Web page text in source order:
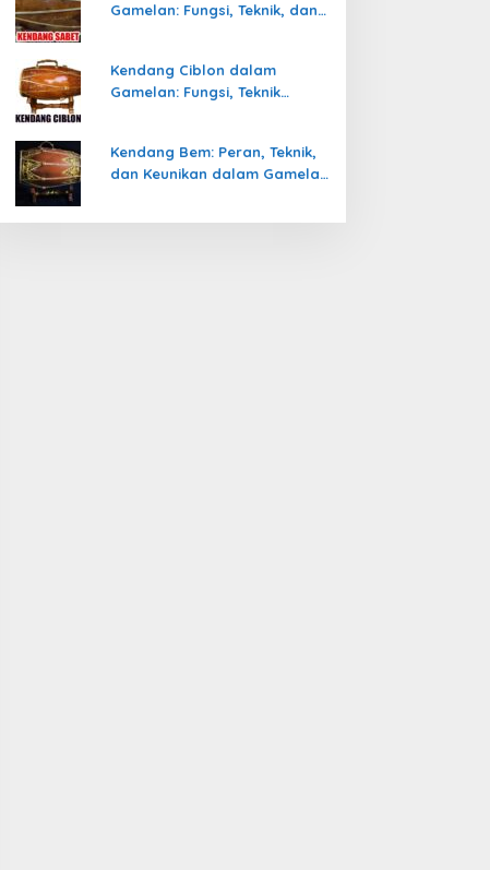
Gamelan: Fungsi, Teknik, dan
Kendang Ciblon dalam
Gamelan: Fungsi, Teknik
Kendang Bem: Peran, Teknik,
dan Keunikan dalam Gamelan